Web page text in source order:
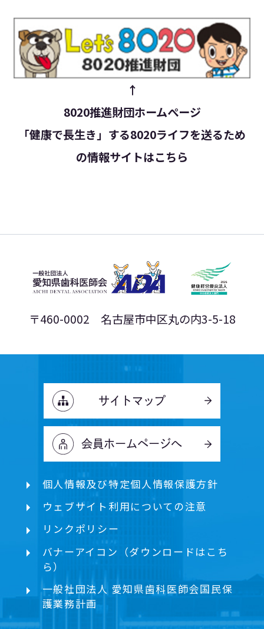
↑
8020推進財団ホームぺージ
「健康で長生き」する8020ライフを送るため
の情報サイトはこちら
〒460-0002 名古屋市中区丸の内3-5-18
サイトマップ
会員ホームページへ
個人情報及び特定個人情報保護方針
ウェブサイト利用についての注意
リンクポリシー
バナーアイコン（ダウンロードはこち
ら）
一般社団法人 愛知県歯科医師会国民保
護業務計画